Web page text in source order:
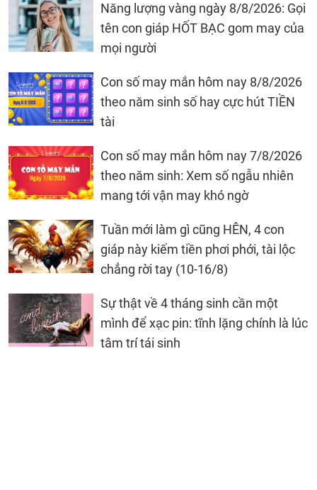
Năng lượng vàng ngày 8/8/2026: Gọi
tên con giáp HỐT BẠC gom may của
mọi người
Con số may mắn hôm nay 8/8/2026
theo năm sinh số hay cực hút TIỀN
tài
Con số may mắn hôm nay 7/8/2026
theo năm sinh: Xem số ngẫu nhiên
mang tới vận may khó ngờ
Tuần mới làm gì cũng HÊN, 4 con
giáp này kiếm tiền phơi phới, tài lộc
chẳng rời tay (10-16/8)
Sự thật về 4 tháng sinh cần một
mình để xạc pin: tĩnh lặng chính là lúc
tâm trí tái sinh